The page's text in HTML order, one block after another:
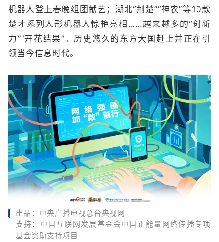
机器人登上春晚组团献艺；湖北“荆楚”“神农”等10款
楚才系列人形机器人惊艳亮相……越来越多的“创新
力”“开花结果”。历史悠久的东方大国赶上并正在引
领当今信息时代。
出品：中央广播电视总台央视网
支持：中国互联网发展基金会中国正能量网络传播专项
基金资助支持项目